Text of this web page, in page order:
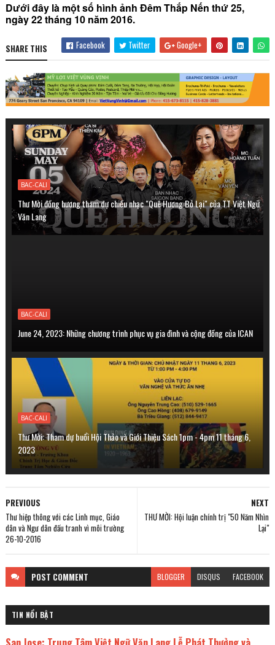
Dưới đây là một số hình ảnh Ðêm Thắp Nến thứ 25,
ngày 22 tháng 10 năm 2016.
SHARE THIS Facebook Twitter Google+
BAC-CALI
Thư Mời đồng hương tham dự chiều nhạc "Quê Hương Bỏ Lại" của TT Việt Ngữ
Văn Lang
BAC-CALI
June 24, 2023: Những chương trình phục vụ gia đình và cộng đồng của ICAN
BAC-CALI
Thư Mời: Tham dự buổi Hội Thảo và Giới Thiệu Sách 1pm - 4pm 11 tháng 6,
2023
NEXT
THƯ MỜI: Hội luận chính trị "50 Năm Nhìn
Lại"
PREVIOUS
Thư hiệp thông với các Linh mục, Giáo
dân và Ngư dân đấu tranh vì môi trường
26-10-2016
POST COMMENT BLOGGER DISQUS FACEBOOK
TIN NỔI BẬT